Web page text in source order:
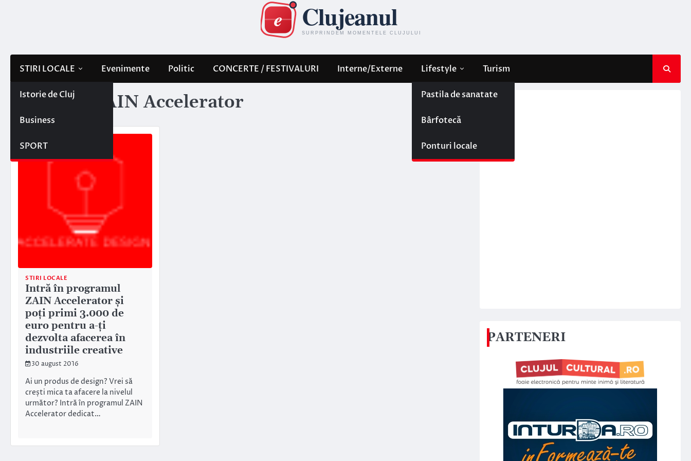
STIRI LOCALE
Istorie de Cluj
Business
SPORT
Evenimente Politic CONCERTE / FESTIVALURI Interne/Externe Lifestyle
Pastila de sanatate
Bârfotecă
Ponturi locale
Turism
Etichetă: ZAIN Accelerator
STIRI LOCALE
Intră în programul
ZAIN Accelerator și
poți primi 3.000 de
euro pentru a-ți
dezvolta afacerea în
industriile creative
30 august 2016
Ai un produs de design? Vrei să
crești mica ta afacere la nivelul
următor? Intră în programul ZAIN
Accelerator dedicat…
PARTENERI